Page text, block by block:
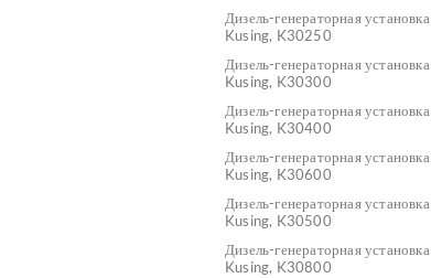
Дизель-генераторная установка
Kusing, K30250
Дизель-генераторная установка
Kusing, K30300
Дизель-генераторная установка
Kusing, K30400
Дизель-генераторная установка
Kusing, K30600
Дизель-генераторная установка
Kusing, K30500
Дизель-генераторная установка
Kusing, K30800